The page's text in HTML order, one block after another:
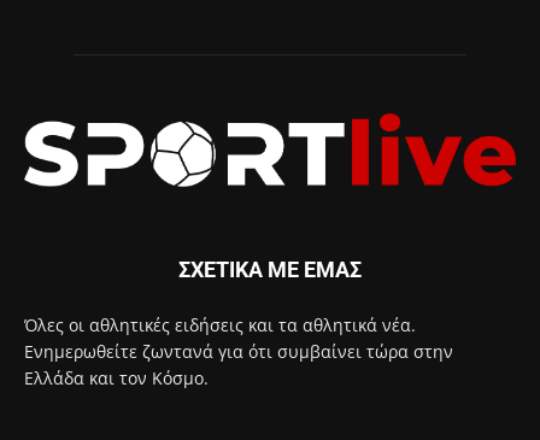
ΣΧΕΤΙΚΑ ΜΕ ΕΜΑΣ
Όλες οι αθλητικές ειδήσεις και τα αθλητικά νέα.
Ενημερωθείτε ζωντανά για ότι συμβαίνει τώρα στην
Ελλάδα και τον Κόσμο.